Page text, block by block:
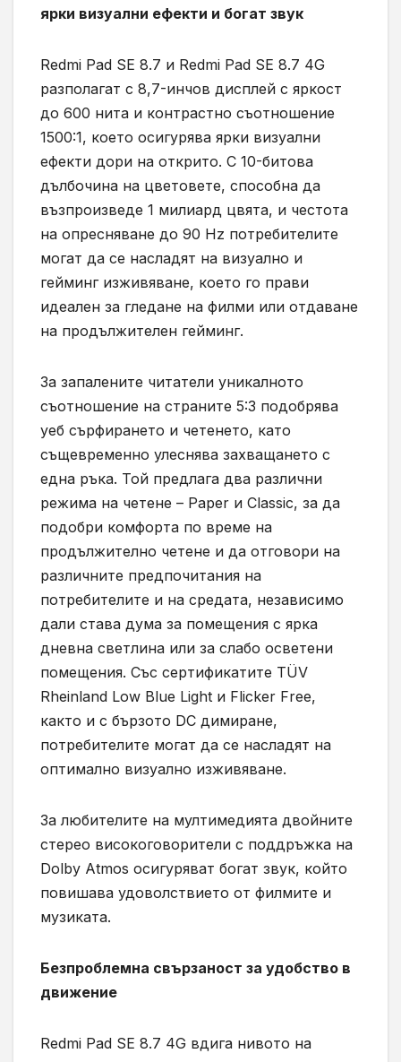
ярки визуални ефекти и богат звук
Redmi Pad SE 8.7 и Redmi Pad SE 8.7 4G
разполагат с 8,7-инчов дисплей с яркост
до 600 нита и контрастно съотношение
1500:1, което осигурява ярки визуални
ефекти дори на открито. С 10-битова
дълбочина на цветовете, способна да
възпроизведе 1 милиард цвята, и честота
на опресняване до 90 Hz потребителите
могат да се насладят на визуално и
гейминг изживяване, което го прави
идеален за гледане на филми или отдаване
на продължителен гейминг.
За запалените читатели уникалното
съотношение на страните 5:3 подобрява
уеб сърфирането и четенето, като
същевременно улеснява захващането с
една ръка. Той предлага два различни
режима на четене – Paper и Classic, за да
подобри комфорта по време на
продължително четене и да отговори на
различните предпочитания на
потребителите и на средата, независимо
дали става дума за помещения с ярка
дневна светлина или за слабо осветени
помещения. Със сертификатите TÜV
Rheinland Low Blue Light и Flicker Free,
както и с бързото DC димиране,
потребителите могат да се насладят на
оптимално визуално изживяване.
За любителите на мултимедията двойните
стерео високоговорители с поддръжка на
Dolby Atmos осигуряват богат звук, който
повишава удоволствието от филмите и
музиката.
Безпроблемна свързаност за удобство в
движение
Redmi Pad SE 8.7 4G вдига нивото на